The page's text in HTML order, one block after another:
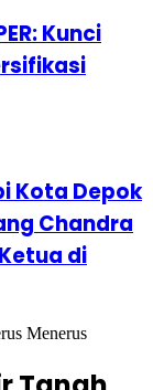
Kunci
Kota Depok
Chandra
di
Menerus